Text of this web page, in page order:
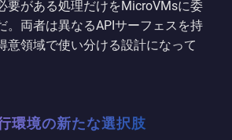
要がある処理だけをMicroVMsに委
。両者は異なるAPIサーフェスを持
意領域で使い分ける設計になって
環境の新たな選択肢